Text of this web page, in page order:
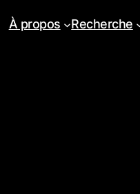
À propos Recherche